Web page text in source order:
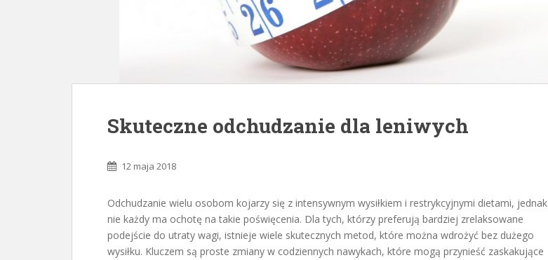
Skuteczne odchudzanie dla leniwych
12 maja 2018
Odchudzanie wielu osobom kojarzy się z intensywnym wysiłkiem i restrykcyjnymi dietami, jednak
nie każdy ma ochotę na takie poświęcenia. Dla tych, którzy preferują bardziej zrelaksowane
podejście do utraty wagi, istnieje wiele skutecznych metod, które można wdrożyć bez dużego
wysiłku. Kluczem są proste zmiany w codziennych nawykach, które mogą przynieść zaskakujące